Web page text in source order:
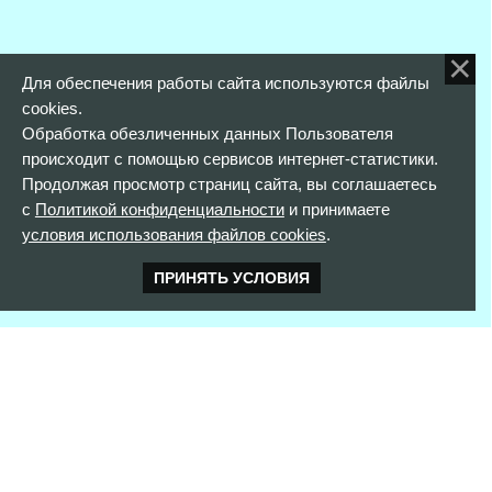
Для обеспечения работы сайта используются файлы
cookies.
Обработка обезличенных данных Пользователя
происходит с помощью сервисов интернет-статистики.
Продолжая просмотр страниц сайта, вы соглашаетесь
с Политикой конфиденциальностии принимаете
условия использования файлов cookies.
ПРИНЯТЬ УСЛОВИЯ